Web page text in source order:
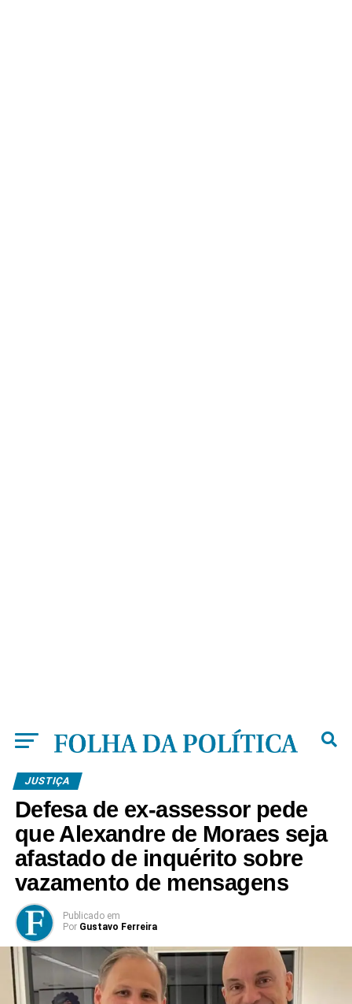
JUSTIÇA
Defesa de ex-assessor pede
que Alexandre de Moraes seja
afastado de inquérito sobre
vazamento de mensagens
Publicado em
Por Gustavo Ferreira